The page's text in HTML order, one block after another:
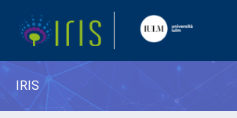
IRIS